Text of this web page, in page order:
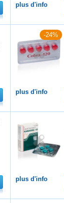
plus d'info
-24%
plus d'info
plus d'info